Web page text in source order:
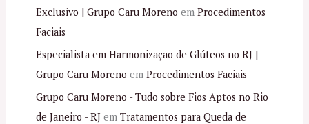
Exclusivo | Grupo Caru Moreno em Procedimentos
Faciais
Especialista em Harmonização de Glúteos no RJ |
Grupo Caru Moreno em Procedimentos Faciais
Grupo Caru Moreno - Tudo sobre Fios Aptos no Rio
de Janeiro - RJem Tratamentos para Queda de